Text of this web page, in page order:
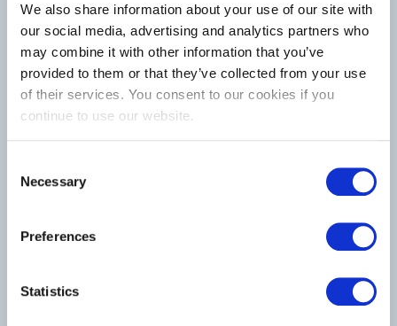
We also share information about your use of our site with
our social media, advertising and analytics partners who
may combine it with other information that you’ve
provided to them or that they’ve collected from your use
of their services. You consent to our cookies if you
continue to use our website.
Selection
Necessary
Preferences
Statistics